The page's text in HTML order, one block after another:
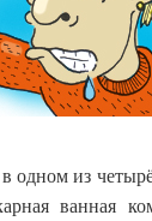
из
ванная